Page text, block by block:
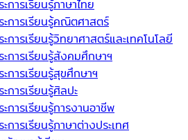
การเรียนรู้ภาษาไทย
การเรียนรู้คณิตศาสตร์
การเรียนรู้วิทยาศาสตร์และเทคโนโลยี
การเรียนรู้สังคมศึกษาฯ
การเรียนรู้สุขศึกษาฯ
การเรียนรู้ศิลปะ
การเรียนรู้การงานอาชีพ
การเรียนรู้ภาษาต่างประเทศ